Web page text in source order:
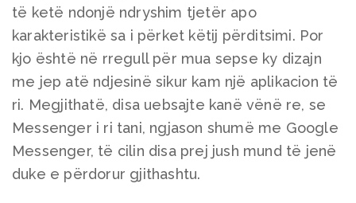
të ketë ndonjë ndryshim tjetër apo
karakteristikë sa i përket këtij përditsimi. Por
kjo është në rregull për mua sepse ky dizajn
me jep atë ndjesinë sikur kam një aplikacion të
ri. Megjithatë, disa uebsajte kanë vënë re, se
Messenger i ri tani, ngjason shumë me Google
Messenger, të cilin disa prej jush mund të jenë
duke e përdorur gjithashtu.